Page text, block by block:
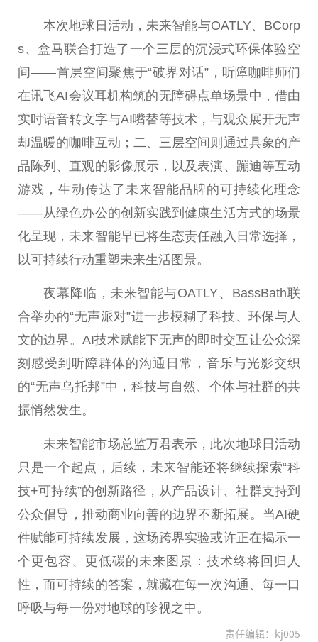
本次地球日活动，未来智能与OATLY、BCorp
s、盒马联合打造了一个三层的沉浸式环保体验空
间——首层空间聚焦于“破界对话”，听障咖啡师们
在讯飞AI会议耳机构筑的无障碍点单场景中，借由
实时语音转文字与AI嘴替等技术，与观众展开无声
却温暖的咖啡互动；二、三层空间则通过具象的产
品陈列、直观的影像展示，以及表演、蹦迪等互动
游戏，生动传达了未来智能品牌的可持续化理念
——从绿色办公的创新实践到健康生活方式的场景
化呈现，未来智能早已将生态责任融入日常选择，
以可持续行动重塑未来生活图景。
夜幕降临，未来智能与OATLY、BassBath联
合举办的“无声派对”进一步模糊了科技、环保与人
文的边界。AI技术赋能下无声的即时交互让公众深
刻感受到听障群体的沟通日常，音乐与光影交织
的“无声乌托邦”中，科技与自然、个体与社群的共
振悄然发生。
未来智能市场总监万君表示，此次地球日活动
只是一个起点，后续，未来智能还将继续探索“科
技+可持续”的创新路径，从产品设计、社群支持到
公众倡导，推动商业向善的边界不断拓展。当AI硬
件赋能可持续发展，这场跨界实验或许正在揭示一
个更包容、更低碳的未来图景：技术终将回归人
性，而可持续的答案，就藏在每一次沟通、每一口
呼吸与每一份对地球的珍视之中。
责任编辑：kj005